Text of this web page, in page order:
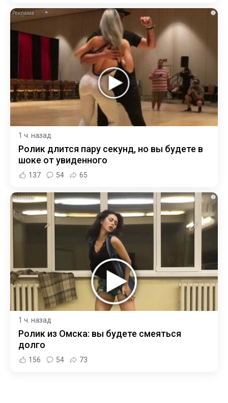
i
1 ч. назад
Ролик длится пару секунд, но вы будете в
шоке от увиденного
137 54 65
i
1 ч. назад
Ролик из Омска: вы будете смеяться
долго
156 54 73